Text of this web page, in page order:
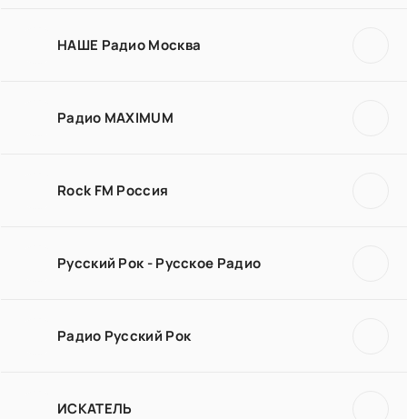
НАШЕ Радио Москва
Радио MAXIMUM
Rock FM Россия
Русский Рок - Русское Радио
Радио Русский Рок
ИСКАТЕЛЬ